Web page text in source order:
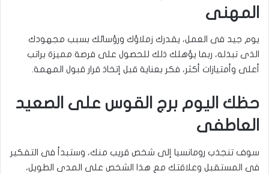
المهنى
يوم جيد فى العمل، يقدرك زملاؤك ورؤسائك بسبب مجهودك
الذى تبذله، ربما يؤهلك ذلك للحصول على فرصة مميزة براتب
أعلى وأمتيازات أكثر، فكر بعناية قبل إتخاذ قرار قبول المهمة.
حظك اليوم برج القوس على الصعيد
العاطفى
سوف تنجذب رومانسيا إلى شخص قريب منك، وستبدأ فى التفكير
فى المستقبل وعلاقتك مع هذا الشخص على المدى الطويل،